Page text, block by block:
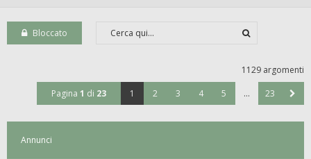
Bloccato
1129 argomenti
Pagina 1 di 23 1 2 3 4 5 … 23
Annunci